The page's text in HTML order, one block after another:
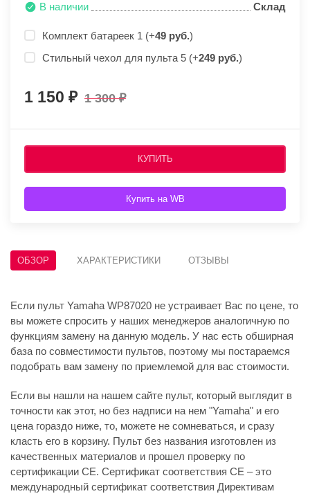
В наличии Склад
Комплект батареек 1 (+49 руб.)
Стильный чехол для пульта 5 (+249 руб.)
1 150 1 300
КУПИТЬ
Купить на WB
ОБЗОР ХАРАКТЕРИСТИКИ ОТЗЫВЫ
Если пульт Yamaha WP87020 не устраивает Вас по цене, то
вы можете спросить у наших менеджеров аналогичную по
функциям замену на данную модель. У нас есть обширная
база по совместимости пультов, поэтому мы постараемся
подобрать вам замену по приемлемой для вас стоимости.
Если вы нашли на нашем сайте пульт, который выглядит в
точности как этот, но без надписи на нем "Yamaha" и его
цена гораздо ниже, то, можете не сомневаться, и сразу
класть его в корзину. Пульт без названия изготовлен из
качественных материалов и прошел проверку по
сертификации CE. Сертификат соответствия СЕ – это
международный сертификат соответствия Директивам